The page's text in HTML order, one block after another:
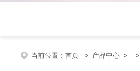
当前位置： 首页 > 产品中心 > >